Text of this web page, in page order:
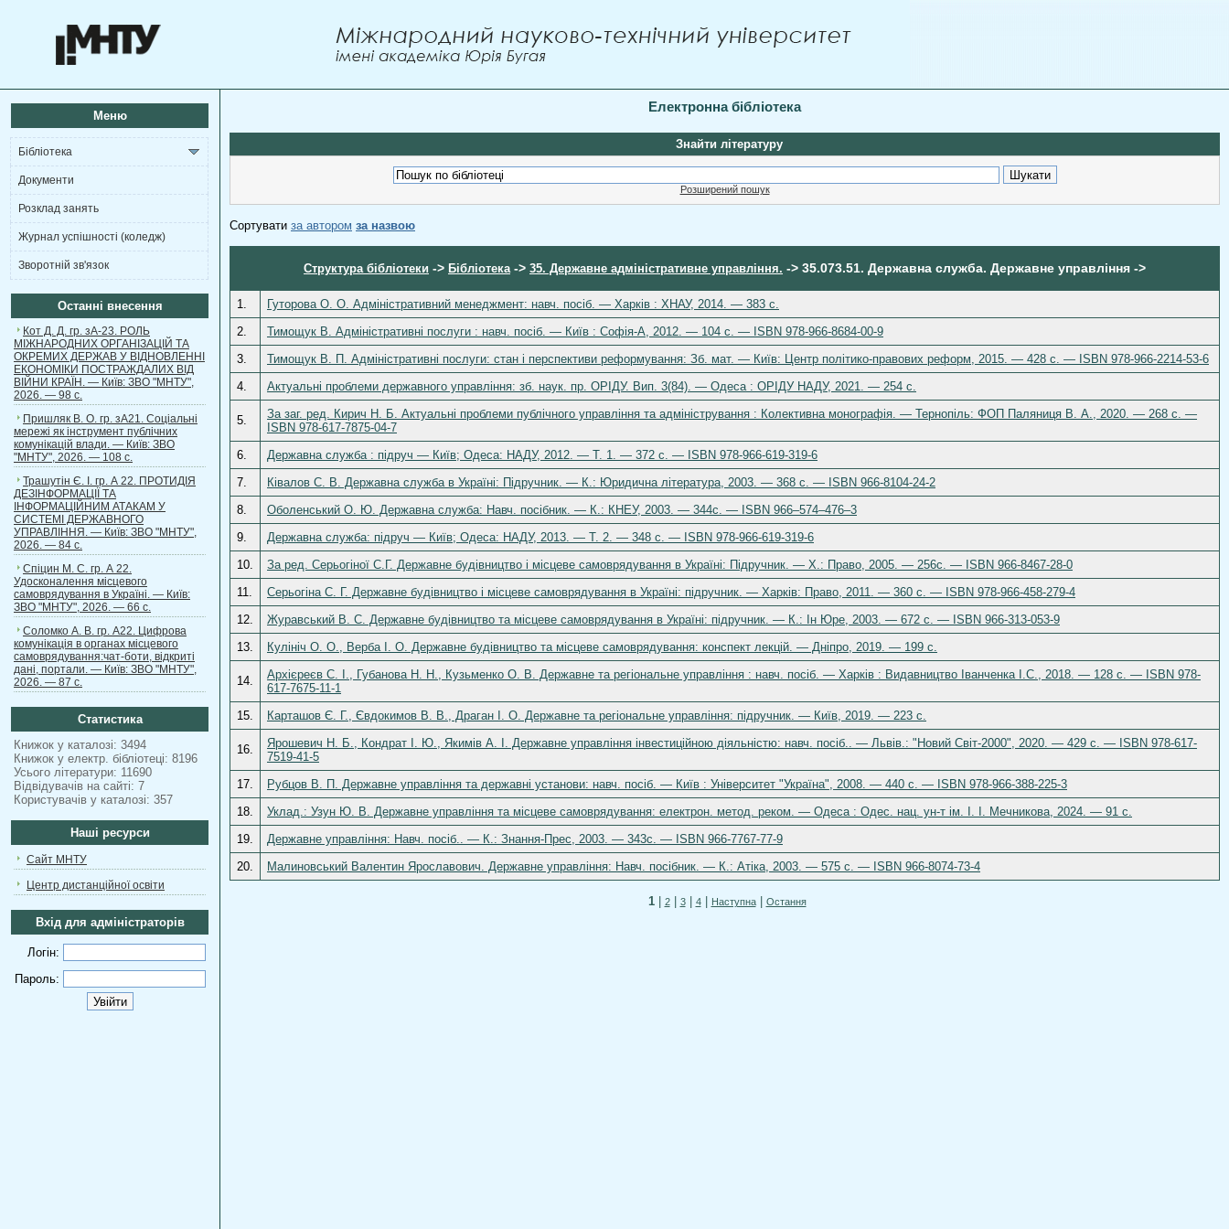
Меню
Бібліотека
Документи
Розклад занять
Журнал успішності (коледж)
Зворотній зв'язок
Останні внесення
Кот Д. Д. гр. зА-23. РОЛЬ
МІЖНАРОДНИХ ОРГАНІЗАЦІЙ ТА
ОКРЕМИХ ДЕРЖАВ У ВІДНОВЛЕННІ
ЕКОНОМІКИ ПОСТРАЖДАЛИХ ВІД
ВІЙНИ КРАЇН. — Київ: ЗВО "МНТУ",
2026. — 98 с.
Пришляк В. О. гр. зА21. Соціальні
мережі як інструмент публічних
комунікацій влади. — Київ: ЗВО
"МНТУ", 2026. — 108 с.
Трашутін Є. І. гр. А 22. ПРОТИДІЯ
ДЕЗІНФОРМАЦІЇ ТА
ІНФОРМАЦІЙНИМ АТАКАМ У
СИСТЕМІ ДЕРЖАВНОГО
УПРАВЛІННЯ. — Київ: ЗВО "МНТУ",
2026. — 84 с.
Спіцин М. С. гр. А 22.
Удосконалення місцевого
самоврядування в Україні. — Київ:
ЗВО "МНТУ", 2026. — 66 с.
Соломко А. В. гр. А22. Цифрова
комунікація в органах місцевого
самоврядування:чат-боти, відкриті
дані, портали. — Київ: ЗВО "МНТУ",
2026. — 87 с.
Статистика
Книжок у каталозі: 3494
Книжок у електр. бібліотеці: 8196
Усього літератури: 11690
Відвідувачів на сайті: 7
Користувачів у каталозі: 357
Наші ресурси
Сайт МНТУ
Центр дистанційної освіти
Вхід для адміністраторів
Логін:
Пароль:
Електронна бібліотека
Знайти літературу
Розширений пошук
Сортувати за автором за назвою
Структура бібліотеки -> Бібліотека -> 35. Державне адміністративне управління. -> 35.073.51. Державна служба. Державне управління ->
1.
Гуторова О. О. Адміністративний менеджмент: навч. посіб. — Харків : ХНАУ, 2014. — 383 с.
2.
Тимощук В. Адміністративні послуги : навч. посіб. — Київ : Софія-А, 2012. — 104 с. — ISBN 978-966-8684-00-9
3.
Тимощук В. П. Адміністративні послуги: стан і перспективи реформування: Зб. мат. — Київ: Центр політико-правових реформ, 2015. — 428 с. — ISBN 978-966-2214-53-6
4.
Актуальні проблеми державного управління: зб. наук. пр. ОРІДУ. Вип. 3(84). — Одеса : ОРІДУ НАДУ, 2021. — 254 с.
5.
За заг. ред. Кирич Н. Б. Актуальні проблеми публічного управління та адміністрування : Колективна монографія. — Тернопіль: ФОП Паляниця В. А., 2020. — 268 с. —
ISBN 978-617-7875-04-7
6.
Державна служба : підруч — Київ; Одеса: НАДУ, 2012. — Т. 1. — 372 с. — ISBN 978-966-619-319-6
7.
Ківалов С. В. Державна служба в Україні: Підручник. — К.: Юридична література, 2003. — 368 с. — ISBN 966-8104-24-2
8.
Оболенський О. Ю. Державна служба: Навч. посібник. — К.: КНЕУ, 2003. — 344с. — ISBN 966–574–476–3
9.
Державна служба: підруч — Київ; Одеса: НАДУ, 2013. — Т. 2. — 348 с. — ISBN 978-966-619-319-6
10.
За ред. Серьогіної С.Г. Державне будівництво і місцеве самоврядування в Україні: Підручник. — Х.: Право, 2005. — 256с. — ISBN 966-8467-28-0
11.
Серьогіна С. Г. Державне будівництво і місцеве самоврядування в Україні: підручник. — Харків: Право, 2011. — 360 с. — ISBN 978-966-458-279-4
12.
Журавський В. С. Державне будівництво та місцеве самоврядування в Україні: підручник. — К.: Ін Юре, 2003. — 672 с. — ISBN 966-313-053-9
13.
Кулініч О. О., Верба І. О. Державне будівництво та місцеве самоврядування: конспект лекцій. — Дніпро, 2019. — 199 с.
14.
Архієреєв С. І., Губанова Н. Н., Кузьменко О. В. Державне та регіональне управління : навч. посіб. — Харків : Видавництво Іванченка І.С., 2018. — 128 с. — ISBN 978-
617-7675-11-1
15.
Карташов Є. Г., Євдокимов В. В., Драган І. О. Державне та регіональне управління: підручник. — Київ, 2019. — 223 с.
16.
Ярошевич Н. Б., Кондрат І. Ю., Якимів А. І. Державне управління інвестиційною діяльністю: навч. посіб.. — Львів.: "Новий Світ-2000", 2020. — 429 с. — ISBN 978-617-
7519-41-5
17.
Рубцов В. П. Державне управління та державні установи: навч. посіб. — Київ : Університет "Україна", 2008. — 440 с. — ISBN 978-966-388-225-3
18.
Уклад.: Узун Ю. В. Державне управління та місцеве самоврядування: електрон. метод. реком. — Одеса : Одес. нац. ун-т ім. І. І. Мечникова, 2024. — 91 с.
19.
Державне управління: Навч. посіб.. — К.: Знання-Прес, 2003. — 343с. — ISBN 966-7767-77-9
20.
Малиновський Валентин Ярославович. Державне управління: Навч. посібник. — К.: Атіка, 2003. — 575 с. — ISBN 966-8074-73-4
1| 2| 3| 4| Наступна| Остання